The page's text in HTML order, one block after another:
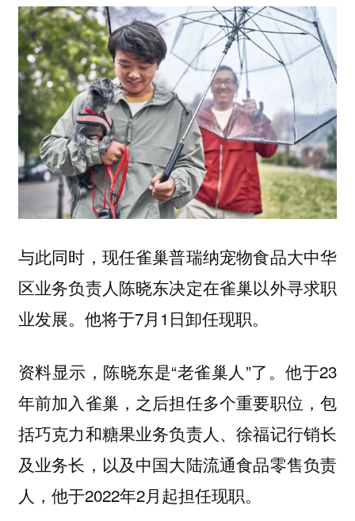
与此同时，现任雀巢普瑞纳宠物食品大中华
区业务负责人陈晓东决定在雀巢以外寻求职
业发展。他将于7月1日卸任现职。
资料显示，陈晓东是“老雀巢人”了。他于23
年前加入雀巢，之后担任多个重要职位，包
括巧克力和糖果业务负责人、徐福记行销长
及业务长，以及中国大陆流通食品零售负责
人，他于2022年2月起担任现职。